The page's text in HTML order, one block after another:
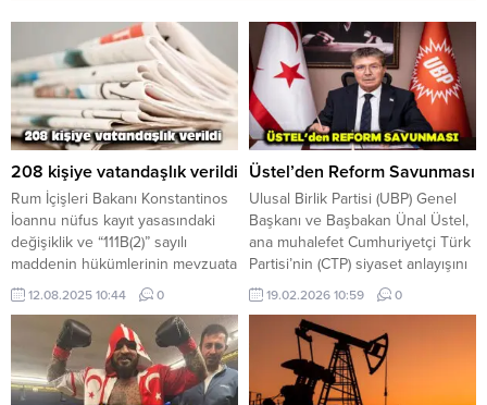
208 kişiye vatandaşlık verildi
Rum İçişleri Bakanı Konstantinos
İoannu nüfus kayıt yasasındaki
değişiklik ve “111B(2)” sayılı
maddenin hükümlerinin mevzuata
dahil edilmesinin ardından, 208
kişiye “Kıbrıs” vatandaşlığı
verildiğini açıkladı. Politis
gazetesinde yer alan habere
göre, söz konusu kişilerin
alanlarında uzmanlaşmış
12.08.2025 10:44 0
Üstel’den Reform Savunması
Ulusal Birlik Partisi (UBP) Genel
Başkanı ve Başbakan Ünal Üstel,
ana muhalefet Cumhuriyetçi Türk
Partisi’nin (CTP) siyaset anlayışını
eleştirerek, “Her yatırıma önce
karşı çıkıp sonra sonuçlarından
faydalanmak siyaset değildir”
dedi. Üstel, yaptığı yazılı
açıklamada CTP’nin yıllardır “önce
karşı çıkma, ardından
19.02.2026 10:59 0